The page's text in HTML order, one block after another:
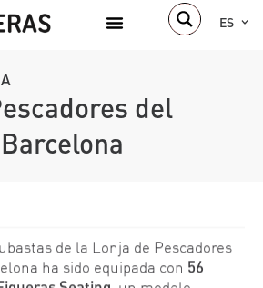
ES
del
de la Lonja de Pescadores
ha sido equipada con 56